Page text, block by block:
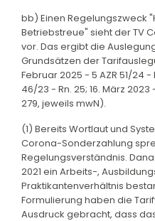
bb) Einen Regelungszweck
Betriebstreue" sieht der TV
vor. Das ergibt die
Grundsätzen der
Februar 2025 - 5 AZR 51/24 -
46/23 - Rn. 25; 16. März 2023
279, jeweils mwN).
(1) Bereits Wortlaut und
Corona-Sonderzahlung
Regelungsverständnis.
2021 ein Arbeits-,
Praktikantenverhältnis
Formulierung haben die
Ausdruck gebracht, dass